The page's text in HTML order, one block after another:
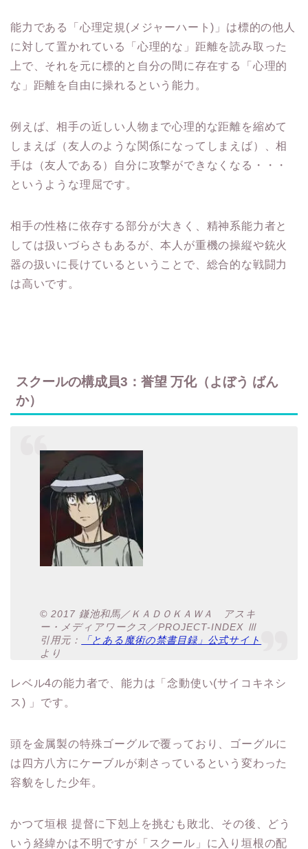
能力である「心理定規(メジャーハート)」は標的の他人
に対して置かれている「心理的な」距離を読み取った
上で、それを元に標的と自分の間に存在する「心理的
な」距離を自由に操れるという能力。
例えば、相手の近しい人物まで心理的な距離を縮めて
しまえば（友人のような関係になってしまえば）、相
手は（友人である）自分に攻撃ができなくなる・・・
というような理屈です。
相手の性格に依存する部分が大きく、精神系能力者と
しては扱いづらさもあるが、本人が重機の操縦や銃火
器の扱いに長けているということで、総合的な戦闘力
は高いです。
スクールの構成員3：誉望 万化（よぼう ばん
か）
© 2017 鎌池和馬／ＫＡＤＯＫＡＷＡ アスキ
ー・メディアワークス／PROJECT-INDEX Ⅲ
引用元：
「とある魔術の禁書目録」公式サイト
より
レベル4の能力者で、能力は「念動使い(サイコキネシ
ス) 」です。
頭を金属製の特殊ゴーグルで覆っており、ゴーグルに
は四方八方にケーブルが刺さっているという変わった
容貌をした少年。
かつて垣根 提督に下剋上を挑むも敗北、その後、どう
いう経緯かは不明ですが「スクール」に入り垣根の配